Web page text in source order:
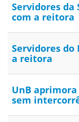
Servidores da
com a reitora
Servidores do
a reitora
UnB
sem